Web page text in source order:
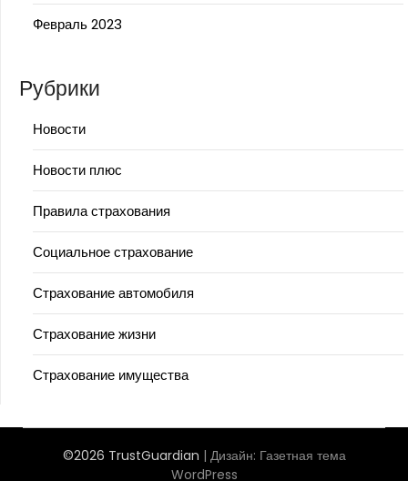
Февраль 2023
Рубрики
Новости
Новости плюс
Правила страхования
Социальное страхование
Страхование автомобиля
Страхование жизни
Страхование имущества
©2026 TrustGuardian | Дизайн: Газетная тема
WordPress